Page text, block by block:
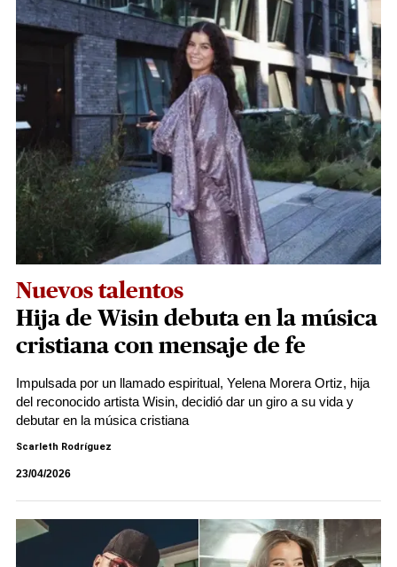
Nuevos talentos
Hija de Wisin debuta en la música
cristiana con mensaje de fe
Impulsada por un llamado espiritual, Yelena Morera Ortiz, hija
del reconocido artista Wisin, decidió dar un giro a su vida y
debutar en la música cristiana
Scarleth Rodríguez
23/04/2026